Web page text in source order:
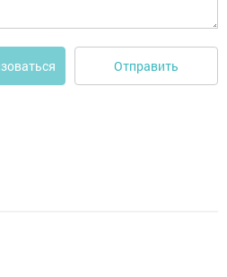
Отправить